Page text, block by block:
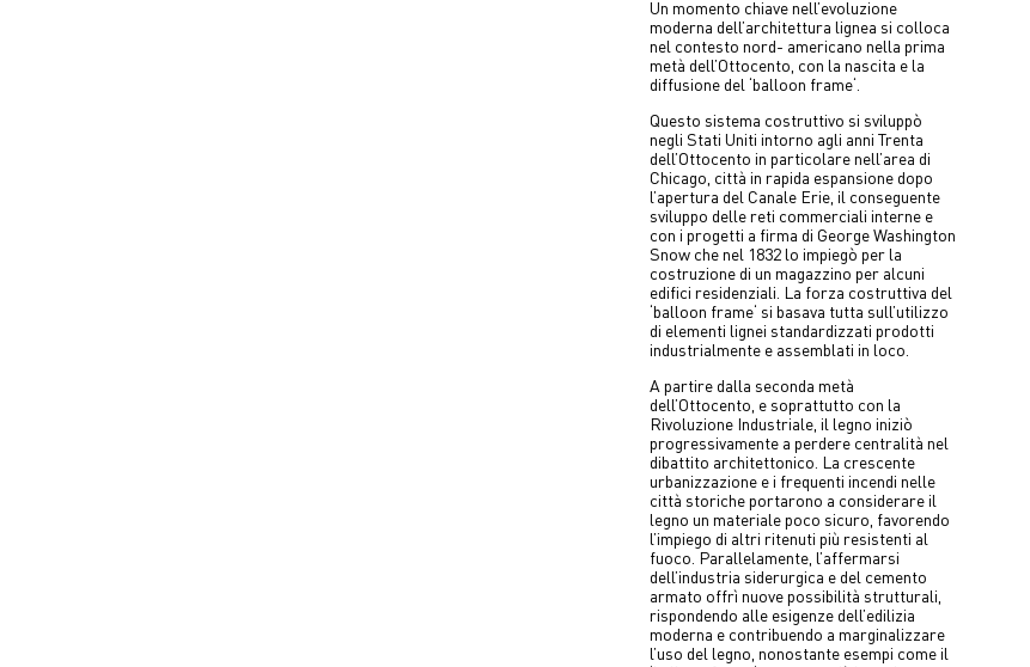
Un momento chiave nell’evoluzione
moderna dell’architettura lignea si colloca
nel contesto nord- americano nella prima
metà dell’Ottocento, con la nascita e la
diffusione del ‘balloon frame‘.
Questo sistema costruttivo si sviluppò
negli Stati Uniti intorno agli anni Trenta
dell’Ottocento in particolare nell’area di
Chicago, città in rapida espansione dopo
l’apertura del Canale Erie, il conseguente
sviluppo delle reti commerciali interne e
con i progetti a firma di George Washington
Snow che nel 1832 lo impiegò per la
costruzione di un magazzino per alcuni
edifici residenziali. La forza costruttiva del
‘balloon frame‘ si basava tutta sull’utilizzo
di elementi lignei standardizzati prodotti
industrialmente e assemblati in loco.
A partire dalla seconda metà
dell’Ottocento, e soprattutto con la
Rivoluzione Industriale, il legno iniziò
progressivamente a perdere centralità nel
dibattito architettonico. La crescente
urbanizzazione e i frequenti incendi nelle
città storiche portarono a considerare il
legno un materiale poco sicuro, favorendo
l’impiego di altri ritenuti più resistenti al
fuoco. Parallelamente, l’affermarsi
dell’industria siderurgica e del cemento
armato offrì nuove possibilità strutturali,
rispondendo alle esigenze dell’edilizia
moderna e contribuendo a marginalizzare
l’uso del legno, nonostante esempi come il